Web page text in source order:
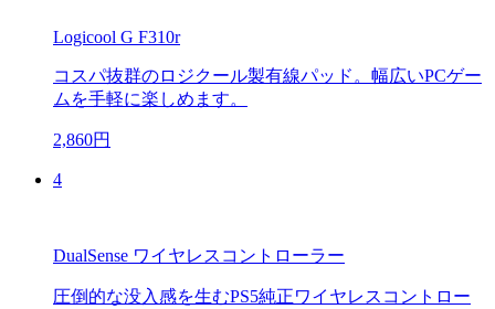
Logicool G F310r
コスパ抜群のロジクール製有線パッド。幅広いPCゲー
ムを手軽に楽しめます。
2,860円
4
DualSense ワイヤレスコントローラー
圧倒的な没入感を生むPS5純正ワイヤレスコントロー